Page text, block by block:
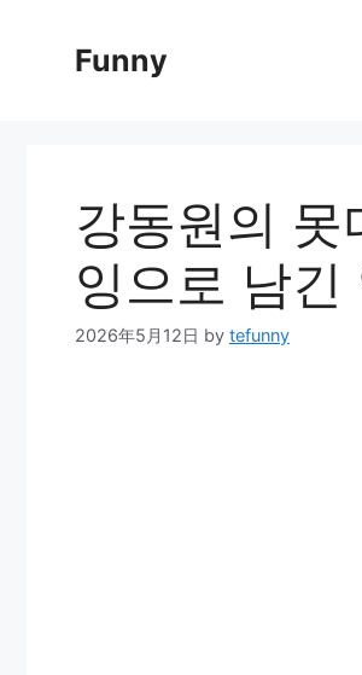
Funny
강동원의
잉으로 남긴
2026年5月12日 by tefunny